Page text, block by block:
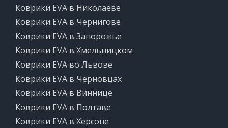
Коврики EVA в Николаеве
Коврики EVA в Чернигове
Коврики EVA в Запорожье
Коврики EVA в Хмельницком
Коврики EVA во Львове
Коврики EVA в Черновцах
Коврики EVA в Виннице
Коврики EVA в Полтаве
Коврики EVA в Херсоне